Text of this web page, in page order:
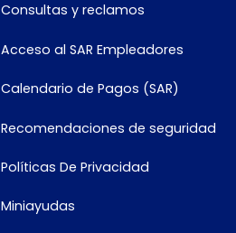
Consultas y reclamos
Acceso al SAR Empleadores
Calendario de Pagos (SAR)
Recomendaciones de seguridad
Políticas De Privacidad
Miniayudas